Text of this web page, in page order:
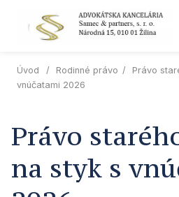
Úvod / Rodinné právo /
Právo
vnúčatami 2026
Právo
na styk s